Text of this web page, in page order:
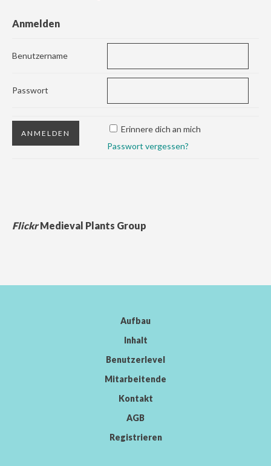
Anmelden
Benutzername
Passwort
Erinnere dich an mich
Passwort vergessen?
FlickrMedieval Plants Group
Aufbau
Inhalt
Benutzerlevel
Mitarbeitende
Kontakt
AGB
Registrieren